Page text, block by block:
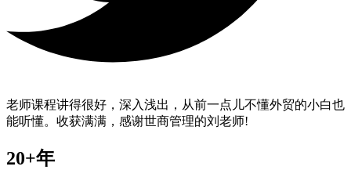
老师课程讲得很好，深入浅出，从前一点儿不懂外贸的小白也
能听懂。收获满满，感谢世商管理的刘老师!
20+年